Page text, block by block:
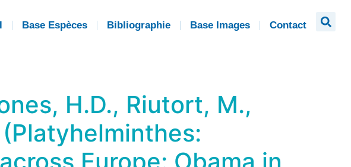
Base Espèces Bibliographie Base Images Contact
H.D., Riutort, M.,